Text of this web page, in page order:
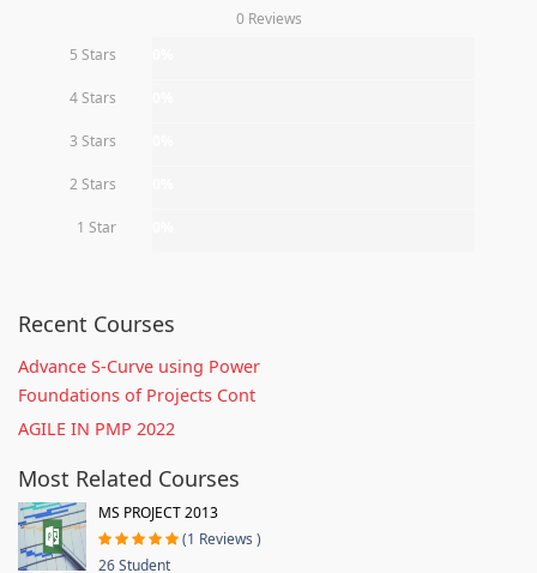
0 Reviews
5 Stars
4 Stars
3 Stars
2 Stars
1 Star
Recent Courses
Advance S-Curve using Power
Foundations of Projects Cont
AGILE IN PMP 2022
Most Related Courses
MS PROJECT 2013
(1 Reviews )
26 Student